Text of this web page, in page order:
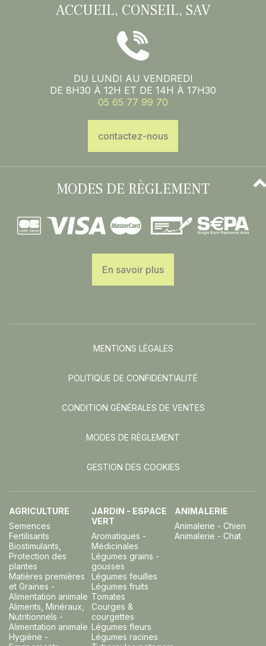
ACCUEIL, CONSEIL, SAV
DU LUNDI AU VENDREDI
DE 8H30 À 12H ET DE 14H À 17H30
05 65 77 99 70
contactez-nous
MODES DE RÈGLEMENT
En savoir plus
MENTIONS LÉGALES
POLITIQUE DE CONFIDENTIALITÉ
CONDITION GÉNÉRALES DE VENTES
MODES DE RÈGLEMENT
GESTION DES COOKIES
AGRICULTURE
Semences
Fertilisants
Biostimulants,
Protection des
plantes
Matières premières
et Graines -
Alimentation animale
Aliments, Minéraux,
Nutritionnels -
Alimentation animale
Hygiène -
JARDIN - ESPACE
VERT
Aromatiques -
Médicinales
Légumes grains -
gousses
Légumes feuilles
Légumes fruits
Tomates
Courges &
courgettes
Légumes fleurs
Légumes racines
ANIMALERIE
Animalerie - Chien
Animalerie - Chat